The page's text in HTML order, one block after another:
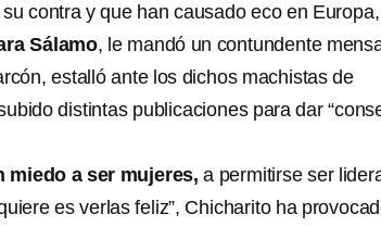
contra y que han causado eco en Europa,
Sálamo, le mandó un contundente
estalló ante los dichos machistas de
distintas publicaciones para dar
miedo a ser mujeres, a permitirse ser
es verlas feliz”, Chicharito ha